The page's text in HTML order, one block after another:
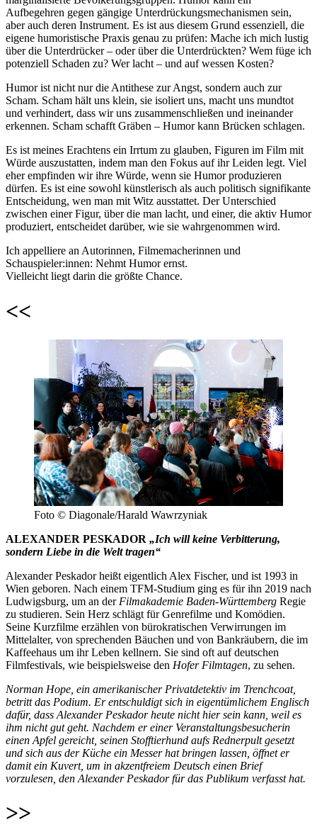
Aufbegehren gegen gängige Unterdrückungsmechanismen sein,
aber auch deren Instrument. Es ist aus diesem Grund essenziell, die
eigene humoristische Praxis genau zu prüfen: Mache ich mich lustig
über die Unterdrücker – oder über die Unterdrückten? Wem füge ich
potenziell Schaden zu? Wer lacht – und auf wessen Kosten?
Humor ist nicht nur die Antithese zur Angst, sondern auch zur
Scham. Scham hält uns klein, sie isoliert uns, macht uns mundtot
und verhindert, dass wir uns zusammenschließen und ineinander
erkennen. Scham schafft Gräben – Humor kann Brücken schlagen.
Es ist meines Erachtens ein Irrtum zu glauben, Figuren im Film mit
Würde auszustatten, indem man den Fokus auf ihr Leiden legt. Viel
eher empfinden wir ihre Würde, wenn sie Humor produzieren
dürfen. Es ist eine sowohl künstlerisch als auch politisch signifikante
Entscheidung, wen man mit Witz ausstattet. Der Unterschied
zwischen einer Figur, über die man lacht, und einer, die aktiv Humor
produziert, entscheidet darüber, wie sie wahrgenommen wird.
Ich appelliere an Autorinnen, Filmemacherinnen und
Schauspieler:innen: Nehmt Humor ernst.
Vielleicht liegt darin die größte Chance.
<<
Foto © Diagonale/Harald Wawrzyniak
ALEXANDER PESKADOR „Ich will keine Verbitterung,
sondern Liebe in die Welt tragen“
Alexander Peskador heißt eigentlich Alex Fischer, und ist 1993 in
Wien geboren. Nach einem TFM-Studium ging es für ihn 2019 nach
Ludwigsburg, um an der Filmakademie Baden-Württemberg Regie
zu studieren. Sein Herz schlägt für Genrefilme und Komödien.
Seine Kurzfilme erzählen von bürokratischen Verwirrungen im
Mittelalter, von sprechenden Bäuchen und von Bankräubern, die im
Kaffeehaus um ihr Leben kellnern. Sie sind oft auf deutschen
Filmfestivals, wie beispielsweise den Hofer Filmtagen, zu sehen.
Norman Hope, ein amerikanischer Privatdetektiv im Trenchcoat,
betritt das Podium. Er entschuldigt sich in eigentümlichem Englisch
dafür, dass Alexander Peskador heute nicht hier sein kann, weil es
ihm nicht gut geht. Nachdem er einer Veranstaltungsbesucherin
einen Apfel gereicht, seinen Stofftierhund aufs Rednerpult gesetzt
und sich aus der Küche ein Messer hat bringen lassen, öffnet er
damit ein Kuvert, um in akzentfreiem Deutsch einen Brief
vorzulesen, den Alexander Peskador für das Publikum verfasst hat.
>>